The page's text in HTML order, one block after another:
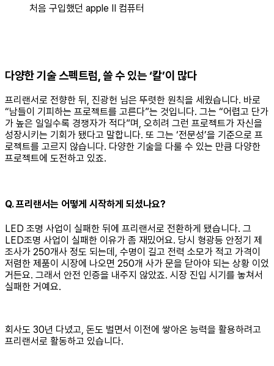
처음 구입했던 apple II 컴퓨터
다양한 기술 스펙트럼, 쓸 수 있는 ‘칼’이 많다
프리랜서로 전향한 뒤, 진광헌 님은 뚜렷한 원칙을 세웠습니다. 바로
“남들이 기피하는 프로젝트를 고른다”는 것입니다. 그는 “어렵고 단가
가 높은 일일수록 경쟁자가 적다”며, 오히려 그런 프로젝트가 자신을
성장시키는 기회가 됐다고 말합니다. 또 그는 ‘전문성’을 기준으로 프
로젝트를 고르지 않습니다. 다양한 기술을 다룰 수 있는 만큼 다양한
프로젝트에 도전하고 있죠.
Q. 프리랜서는 어떻게 시작하게 되셨나요?
LED 조명 사업이 실패한 뒤에 프리랜서로 전환하게 됐습니다. 그
LED조명 사업이 실패한 이유가 좀 재밌어요. 당시 형광등 안정기 제
조사가 250개사 정도 되는데, 수명이 길고 전력 소모가 적고 가격이
저렴한 제품이 시장에 나오면 250개 사가 문을 닫아야 되는 상황 이었
거든요. 그래서 안전 인증을 내주지 않았죠. 시장 진입 시기를 놓쳐서
실패한 거예요.
회사도 30년 다녔고, 돈도 벌면서 이전에 쌓아온 능력을 활용하려고
프리랜서로 활동하고 있습니다.